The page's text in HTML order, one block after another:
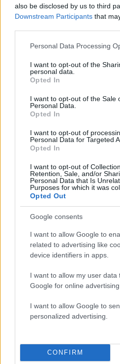
also be disclosed by us to third
Downstream Participants that
Please note that this website/
not limited to your visit or usage
grant or deny consent to Google
use your data for below
consent section.
Personal Data Processing
I want to opt-out of the
personal data.
Opted In
I want to opt-out of the Sale
Personal Data.
Opted In
I want to opt-out of
Personal Data for Targeted
Opted In
I want to opt-out of
Retention, Sale, and/or
Personal Data that Is
Purposes for which it was
Opted Out
Google consents
I want to allow Google to
related to advertising like
device identifiers in apps.
I want to allow my user data
Google for online
I want to allow Google to
personalized advertising.
CONFIRM
Σχόλια
Υποβολή
Όροι Χρήσης. Το site
Πολιτική Απορρήτου&Όροι Χρήσης
ΑΥΤΟΚΤΟΝΙΑ
Share:
στην Κυψέλη: Οι δύο
καταθέσεις «κλειδί» της
συζύγου του 26χρονου
Αφγανού – Το στίγμα του
Ινδία και τα απειλητικά